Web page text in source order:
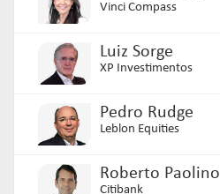
Vinci Compass
Luiz Sorge
XP Investimentos
Pedro Rudge
Leblon Equities
Roberto Paolino
Citibank